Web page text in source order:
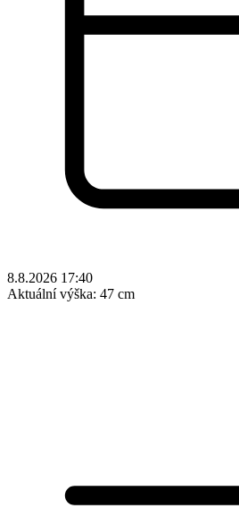
8.8.2026 17:40
Aktuální výška: 47 cm